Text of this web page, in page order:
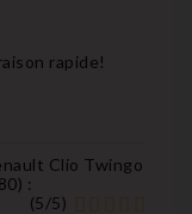
rapide!
Clio Twingo
) :
(5/5)